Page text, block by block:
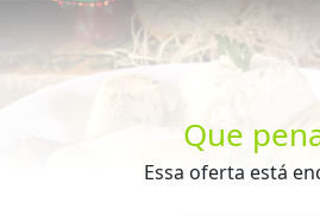
Que
Essa oferta está